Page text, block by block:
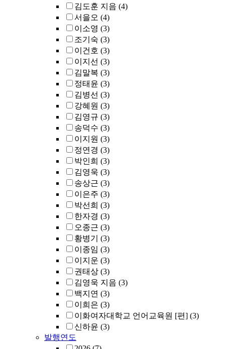
김도훈 지음 (4)
서을오 (4)
이소영 (3)
조기숙 (3)
이건호 (3)
이지선 (3)
김말복 (3)
정태윤 (3)
김병선 (3)
강혜원 (3)
김영규 (3)
송덕수 (3)
이지원 (3)
정연경 (3)
박인희 (3)
김영욱 (3)
송상근 (3)
이은주 (3)
박선희 (3)
한자경 (3)
오종근 (3)
황병기
(3)
이종임 (3)
이지운 (3)
권태상 (3)
김영욱 지음 (3)
백지연 (3)
이희은 (3)
이화여자대학교 언어교육원 [편] (3)
신하윤 (3)
발행연도